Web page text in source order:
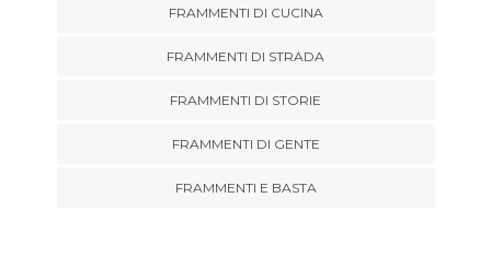
FRAMMENTI DI CUCINA
FRAMMENTI DI STRADA
FRAMMENTI DI STORIE
FRAMMENTI DI GENTE
FRAMMENTI E BASTA